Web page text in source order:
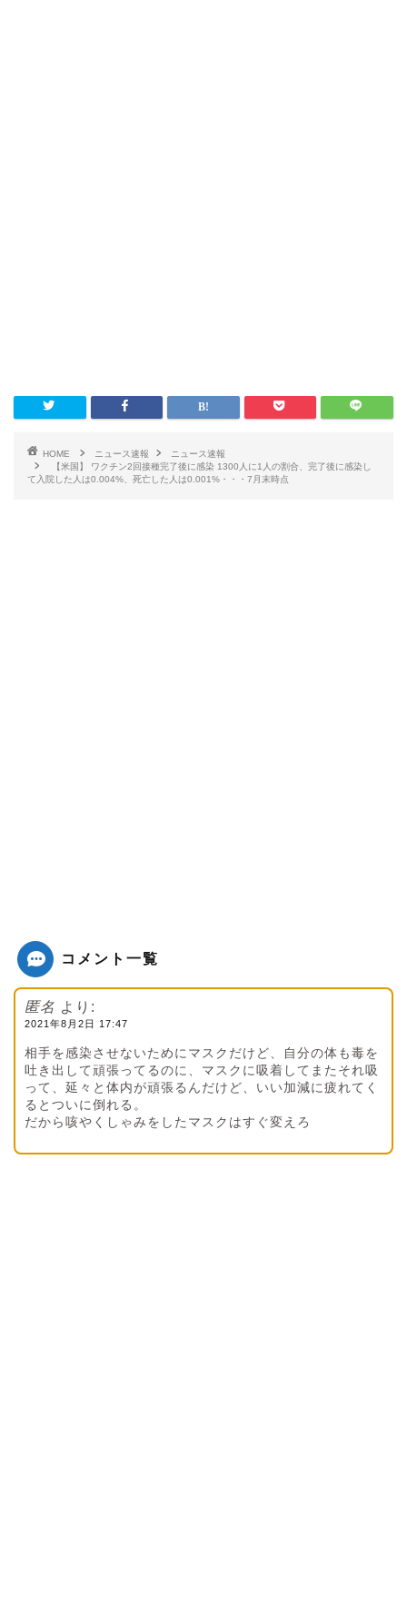
HOME ニュース速報
ニュース速報
【米国】 ワクチン2回接種完了後に感染 1300人に1人の割合、完了後に感染し
て入院した人は0.004%、死亡した人は0.001%・・・7月末時点
コメント一覧
匿名 より:
2021年8月2日 17:47
相手を感染させないためにマスクだけど、自分の体も毒を
吐き出して頑張ってるのに、マスクに吸着してまたそれ吸
って、延々と体内が頑張るんだけど、いい加減に疲れてく
るとついに倒れる。
だから咳やくしゃみをしたマスクはすぐ変えろ